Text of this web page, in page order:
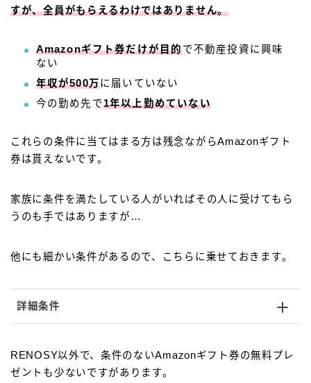
すが、全員がもらえるわけではありません。
Amazonギフト券だけが目的で不動産投資に興味
ない
年収が500万に届いていない
今の勤め先で1年以上勤めていない
これらの条件に当てはまる方は残念ながらAmazonギフト
券は貰えないです。
家族に条件を満たしている人がいればその人に受けてもら
うのも手ではありますが…
他にも細かい条件があるので、こちらに乗せておきます。
詳細条件
RENOSY以外で、条件のないAmazonギフト券の無料プレ
ゼントも少ないですがあります。